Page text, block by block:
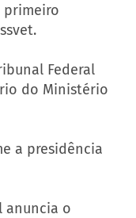
primeiro
Federal
do Ministério
a presidência
anuncia o